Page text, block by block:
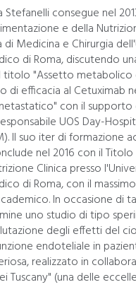
Stefanelli consegue nel
e della
di Medicina e Chirurgia
di Roma, discutendo
titolo "Assetto
efficacia al Cetuximab
con il supporto
UOS Day-
Il suo iter di formazione
nel 2016 con il Titolo
Clinica presso
di Roma, con il
In occasione di
uno studio di tipo
degli effetti del
endoteliale in
realizzato in
Tuscany" (una delle